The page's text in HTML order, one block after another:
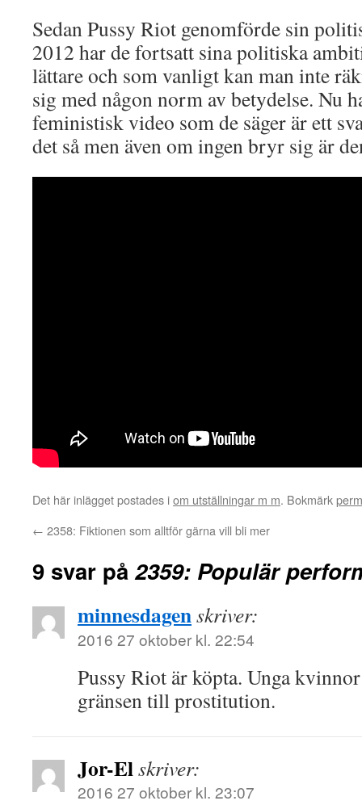
Sedan Pussy Riot genomförde sin
2012 har de fortsatt sina politiska
lättare och som vanligt kan man inte
sig med någon norm av betydelse. Nu
feministisk video som de säger är ett
det så men även om ingen bryr sig är
Det här inlägget postades iom utställningar m m. Bokmärk
← 2358: Fiktionen som alltför gärna vill bli mer
9 svar på2359: Populär
minnesdagenskriver:
2016 27 oktober kl. 22:54
Pussy Riot är köpta. Unga
gränsen till prostitution.
Jor-Elskriver:
2016 27 oktober kl. 23:07